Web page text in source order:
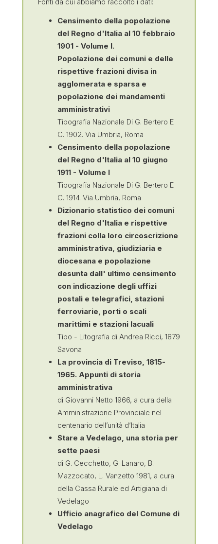
Fonti da cui abbiamo raccolto i dati:
Censimento della popolazione
del Regno d'Italia al 10 febbraio
1901 - Volume I.
Popolazione dei comuni e delle
rispettive frazioni divisa in
agglomerata e sparsa e
popolazione dei mandamenti
amministrativi
Tipografia Nazionale Di G. Bertero E
C. 1902. Via Umbria, Roma
Censimento della popolazione
del Regno d'Italia al 10 giugno
1911 - Volume I
Tipografia Nazionale Di G. Bertero E
C. 1914. Via Umbria, Roma
Dizionario statistico dei comuni
del Regno d'Italia e rispettive
frazioni colla loro circoscrizione
amministrativa, giudiziaria e
diocesana e popolazione
desunta dall' ultimo censimento
con indicazione degli uffizi
postali e telegrafici, stazioni
ferroviarie, porti o scali
marittimi e stazioni lacuali
Tipo - Litografia di Andrea Ricci, 1879
Savona
La provincia di Treviso, 1815-
1965. Appunti di storia
amministrativa
di Giovanni Netto 1966, a cura della
Amministrazione Provinciale nel
centenario dell’unità d’Italia
Stare a Vedelago, una storia per
sette paesi
di G. Cecchetto, G. Lanaro, B.
Mazzocato, L. Vanzetto 1981, a cura
della Cassa Rurale ed Artigiana di
Vedelago
Ufficio anagrafico del Comune di
Vedelago